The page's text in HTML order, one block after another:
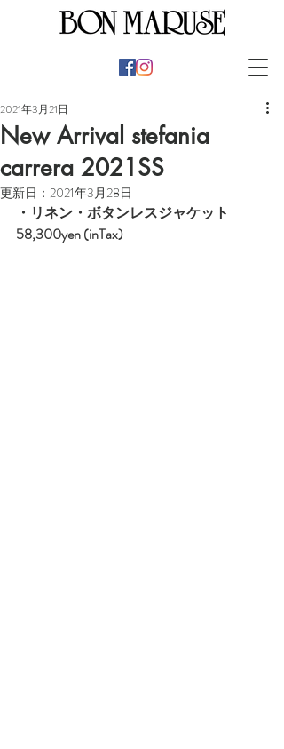
New Arrival stefania
carrera 2021SS
2021年3月21日
更新日： 2021年3月28日
・ リネン・ボタンレスジャケット
58,300yen (inTax)